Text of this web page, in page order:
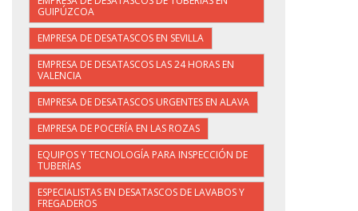
GUIPÚZCOA
EMPRESA DE DESATASCOS EN SEVILLA
EMPRESA DE DESATASCOS LAS 24 HORAS EN
VALENCIA
EMPRESA DE DESATASCOS URGENTES EN ALAVA
EMPRESA DE POCERÍA EN LAS ROZAS
EQUIPOS Y TECNOLOGÍA PARA INSPECCIÓN DE
TUBERÍAS
ESPECIALISTAS EN DESATASCOS DE LAVABOS Y
FREGADEROS